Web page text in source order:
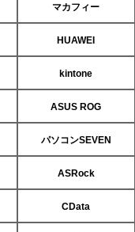
マカフィー
HUAWEI
kintone
ASUS ROG
パソコンSEVEN
ASRock
CData